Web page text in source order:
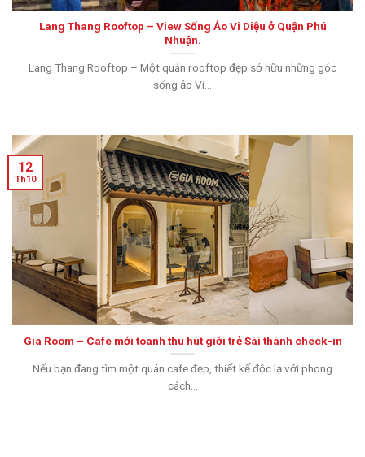
Lang Thang Rooftop – View Sống Ảo Vi Diệu ở Quận Phú
Nhuận.
Lang Thang Rooftop – Một quán rooftop đẹp sở hữu những góc
sống ảo Vi...
Gia Room – Cafe mới toanh thu hút giới trẻ Sài thành check-in
Nếu bạn đang tìm một quán cafe đẹp, thiết kế độc lạ với phong
cách...
12
Th10